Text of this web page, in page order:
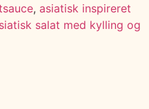
, asiatisk inspireret
salat med kylling og